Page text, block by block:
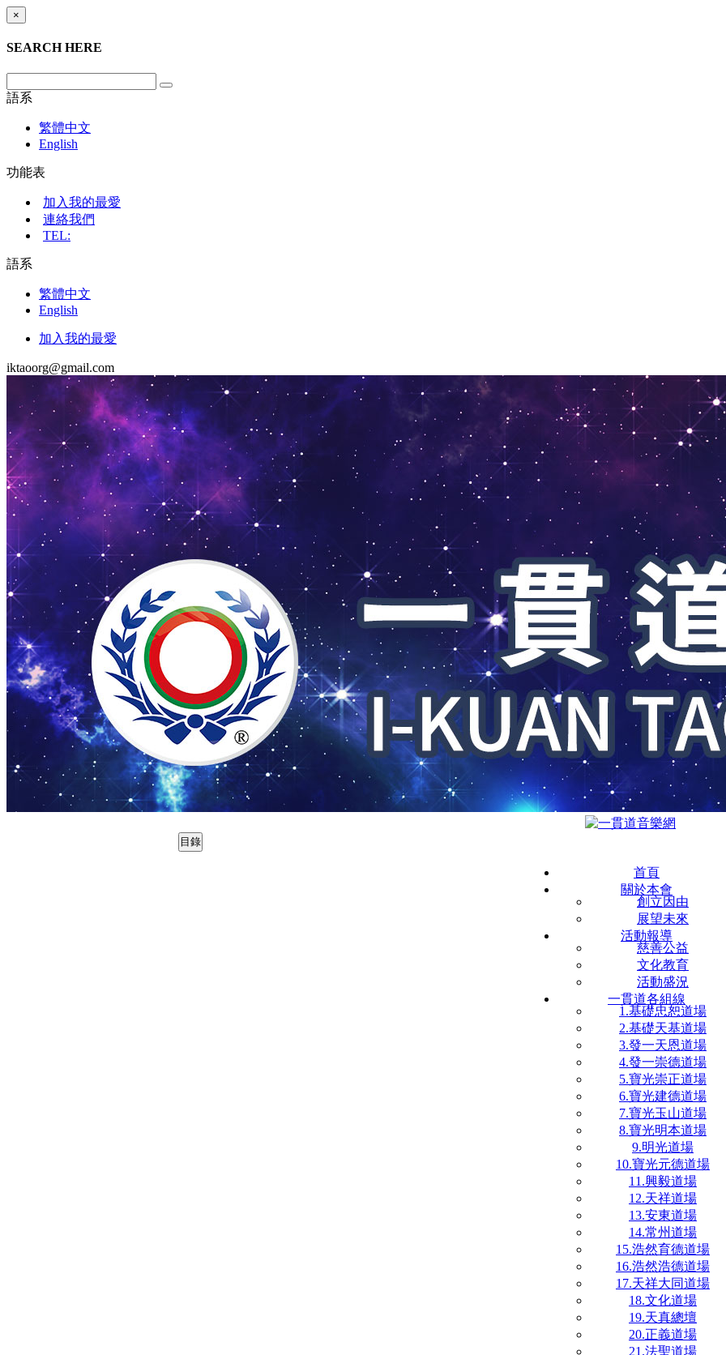
×
SEARCH HERE
語系
繁體中文
English
功能表
加入我的最愛
連絡我們
TEL:
語系
繁體中文
English
加入我的最愛
iktaoorg@gmail.com
目錄
首頁
關於本會
創立因由
展望未來
活動報導
慈善公益
文化教育
活動盛況
一貫道各組線
1.基礎忠恕道場
2.基礎天基道場
3.發一天恩道場
4.發一崇德道場
5.寶光崇正道場
6.寶光建德道場
7.寶光玉山道場
8.寶光明本道場
9.明光道場
10.寶光元德道場
11.興毅道場
12.天祥道場
13.安東道場
14.常州道場
15.浩然育德道場
16.浩然浩德道場
17.天祥大同道場
18.文化道場
19.天真總壇
20.正義道場
21.法聖道場